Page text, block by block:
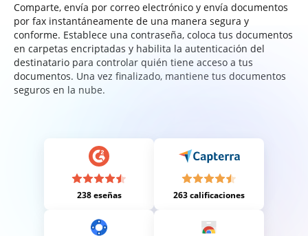
Comparte, envía por correo electrónico y envía documentos
por fax instantáneamente de una manera segura y
conforme. Establece una contraseña, coloca tus documentos
en carpetas encriptadas y habilita la autenticación del
destinatario para controlar quién tiene acceso a tus
documentos. Una vez finalizado, mantiene tus documentos
seguros en la nube.
238 eseñas 263 calificaciones